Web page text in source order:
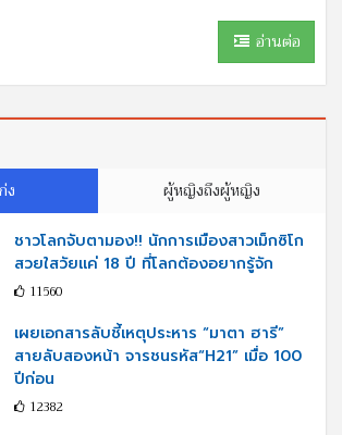
อ่านต่อ
ง ผู้หญิงถึงผู้หญิง
ชาวโลกจับตามอง!! นักการเมืองสาวเม็กซิโก
สวยใสวัยแค่ 18 ปี ที่โลกต้องอยากรู้จัก
11560
เผยเอกสารลับชี้เหตุประหาร “มาตา ฮารี”
สายลับสองหน้า จารชนรหัส“H21” เมื่อ 100
ปีก่อน
12382